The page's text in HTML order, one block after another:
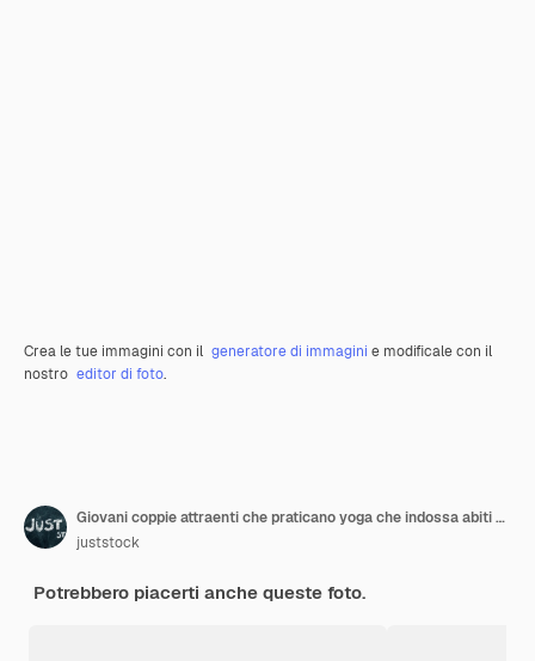
Crea le tue immagini con il generatore di immagini e modificale con il
nostro editor di foto.
Giovani coppie attraenti che praticano yoga che indossa abiti sportivi
juststock
Potrebbero piacerti anche queste foto.